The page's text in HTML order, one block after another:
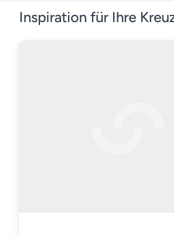
Inspiration für Ihre